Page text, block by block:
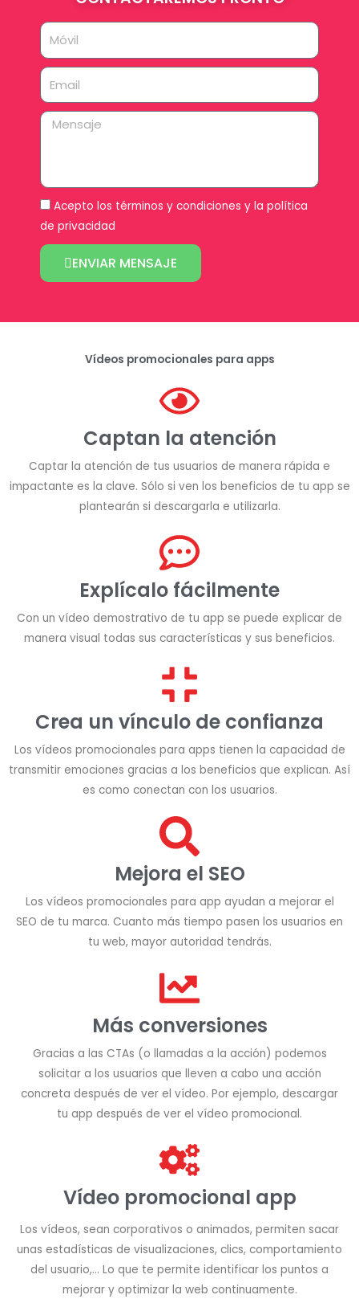
Móvil
Email
Mensaje
Acepto los términos y condiciones y la política
de privacidad
ENVIAR MENSAJE
Vídeos promocionales para apps
Captan la atención
Captar la atención de tus usuarios de manera rápida e
impactante es la clave. Sólo si ven los beneficios de tu app se
plantearán si descargarla e utilizarla.
Explícalo fácilmente
Con un vídeo demostrativo de tu app se puede explicar de
manera visual todas sus características y sus beneficios.
Crea un vínculo de confianza
Los vídeos promocionales para apps tienen la capacidad de
transmitir emociones gracias a los beneficios que explican. Así
es como conectan con los usuarios.
Mejora el SEO
Los vídeos promocionales para app ayudan a mejorar el
SEO de tu marca. Cuanto más tiempo pasen los usuarios en
tu web, mayor autoridad tendrás.
Más conversiones
Gracias a las CTAs (o llamadas a la acción) podemos
solicitar a los usuarios que lleven a cabo una acción
concreta después de ver el vídeo. Por ejemplo, descargar
tu app después de ver el vídeo promocional.
Vídeo promocional app
Los vídeos, sean corporativos o animados, permiten sacar
unas estadísticas de visualizaciones, clics, comportamiento
del usuario,... Lo que te permite identificar los puntos a
mejorar y optimizar la web continuamente.